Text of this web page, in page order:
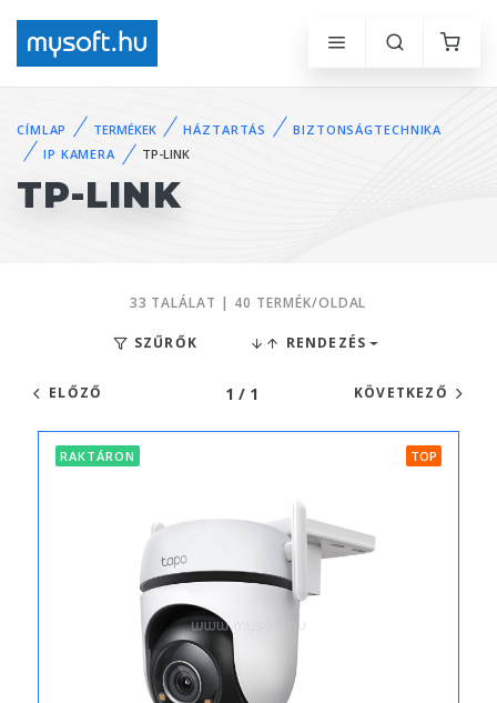
CÍMLAP TERMÉKEK HÁZTARTÁS
BIZTONSÁGTECHNIKA
IP KAMERA
TP-LINK
TP-LINK
33 TALÁLAT | 40 TERMÉK/OLDAL
SZŰRŐK RENDEZÉS
ELŐZŐ 1 / 1 KÖVETKEZŐ
RAKTÁRON TOP